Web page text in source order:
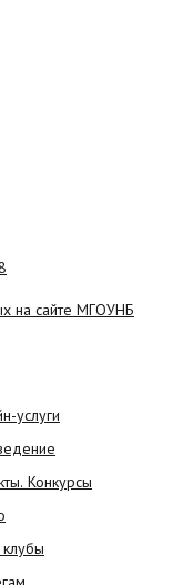
на сайте МГОУНБ
услуги
Конкурсы